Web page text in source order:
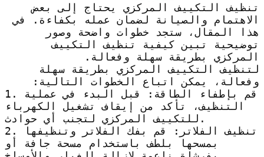
تنظيف التكييف المركزي يحتاج إلى بعض
الاهتمام والصيانة لضمان عمله بكفاءة. في
هذا المقال، ستجد خطوات واضحة وصور
توضيحية تبين كيفية تنظيف التكييف
المركزي بطريقة سهلة وفعالة.
لتنظيف التكييف المركزي بطريقة سهلة
وفعالة، يمكن اتباع الخطوات التالية:
1. قم بإطفاء الطاقة: قبل البدء في عملية
التنظيف، تأكد من إيقاف تشغيل الكهرباء
للتكييف المركزي لتجنب أي حوادث.
2. تنظيف الفلاتر: قم بفك الفلاتر وتنظيفها
بمسحها بلطف باستخدام مسحة جافة أو